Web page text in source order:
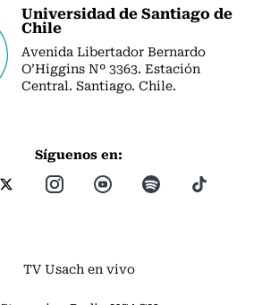
Universidad de Santiago de
Chile
Avenida Libertador Bernardo
O’Higgins Nº 3363. Estación
Central. Santiago. Chile.
Síguenos en:
TV Usach en vivo